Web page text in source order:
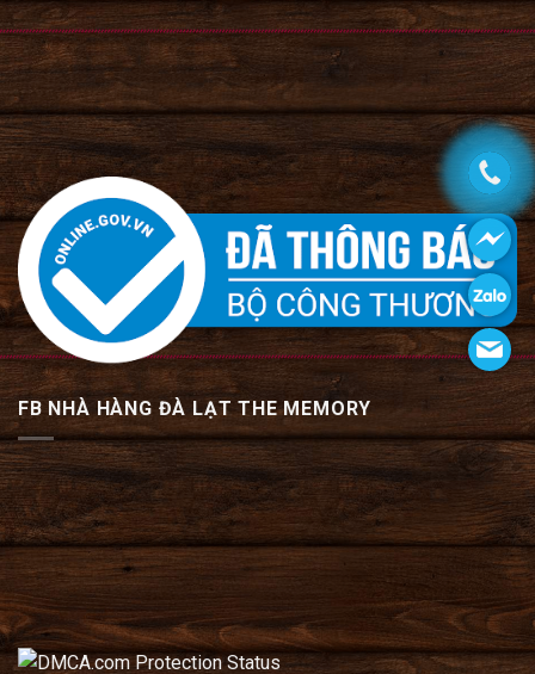
FB NHÀ HÀNG ĐÀ LẠT THE MEMORY